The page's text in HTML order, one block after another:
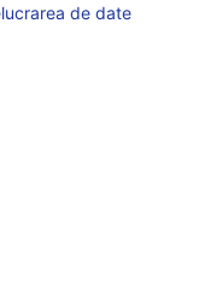
de date